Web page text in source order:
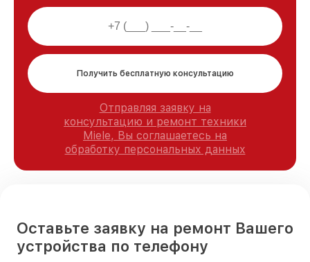
Получить бесплатную консультацию
Отправляя заявку на
консультацию и ремонт техники
Miele, Вы соглашаетесь на
обработку персональных данных
Оставьте заявку на ремонт Вашего
устройства по телефону